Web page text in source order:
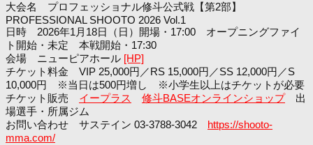
大会名 プロフェッショナル修斗公式戦【第2部】
PROFESSIONAL SHOOTO 2026 Vol.1
日時 2026年1月18日（日）開場・17:00 オープニングファイ
ト開始・未定 本戦開始・17:30
会場 ニューピアホール [HP]
チケット料金 VIP 25,000円／RS 15,000円／SS 12,000円／S
10,000円 ※当日は500円増し ※小学生以上はチケットが必要
チケット販売 イープラス 修斗BASEオンラインショップ出
場選手・所属ジム
お問い合わせ サステイン 03-3788-3042 https://shooto-
mma.com/